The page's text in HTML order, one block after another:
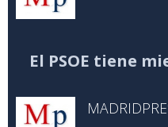
El PSOE tiene